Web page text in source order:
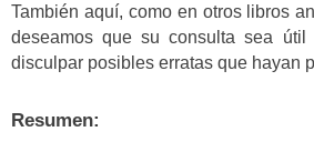
También aquí, como en otros libros
deseamos que su consulta sea
disculpar posibles erratas que hayan
Resumen: